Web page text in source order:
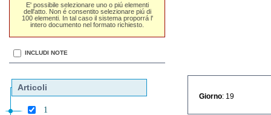
E' possibile selezionare uno o piú elementi
dell'atto. Non é consentito selezionare piú di
100 elementi. In tal caso il sistema proporrá l'
intero documento nel formato richiesto.
INCLUDI NOTE
Articoli
1
Giorno : 19